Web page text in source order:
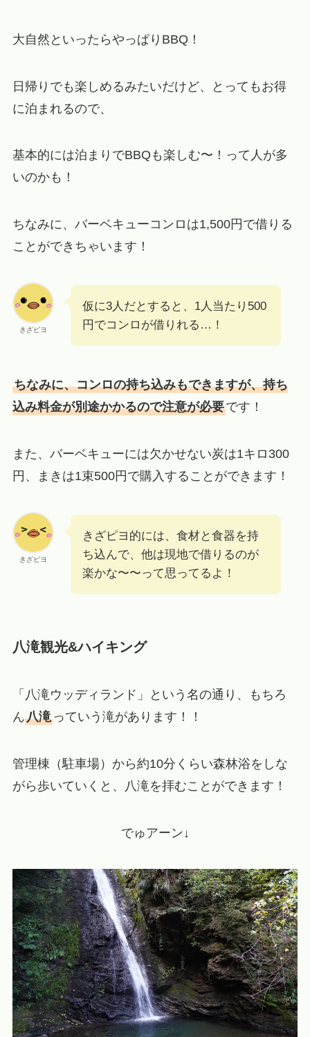
大自然といったらやっぱりBBQ！
日帰りでも楽しめるみたいだけど、とってもお得
に泊まれるので、
基本的には泊まりでBBQも楽しむ〜！って人が多
いのかも！
ちなみに、バーベキューコンロは1,500円で借りる
ことができちゃいます！
きざピヨ
仮に3人だとすると、1人当たり500
円でコンロが借りれる…！
ちなみに、コンロの持ち込みもできますが、持ち
込み料金が別途かかるので注意が必要です！
また、バーベキューには欠かせない炭は1キロ300
円、まきは1束500円で購入することができます！
きざピヨ
きざピヨ的には、食材と食器を持
ち込んで、他は現地で借りるのが
楽かな〜〜って思ってるよ！
八滝観光&ハイキング
「八滝ウッディランド」という名の通り、もちろ
ん八滝っていう滝があります！！
管理棟（駐車場）から約10分くらい森林浴をしな
がら歩いていくと、八滝を拝むことができます！
でゅアーン↓